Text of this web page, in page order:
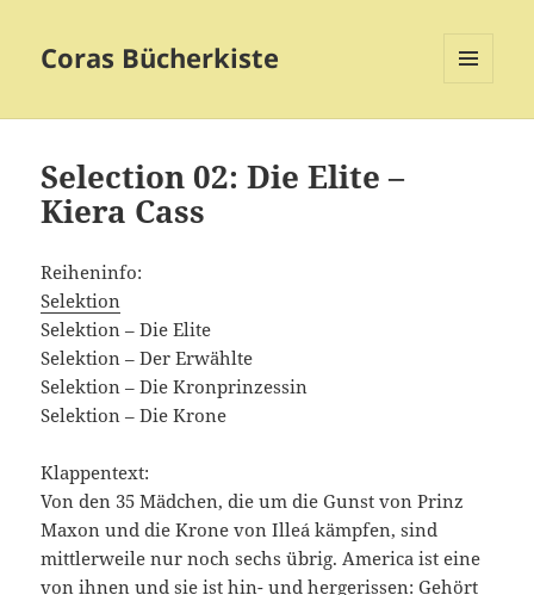
Coras Bücherkiste
Selection 02: Die Elite –
Kiera Cass
Reiheninfo:
Selektion
Selektion – Die Elite
Selektion – Der Erwählte
Selektion – Die Kronprinzessin
Selektion – Die Krone
Klappentext:
Von den 35 Mädchen, die um die Gunst von Prinz
Maxon und die Krone von Illeá kämpfen, sind
mittlerweile nur noch sechs übrig. America ist eine
von ihnen und sie ist hin- und hergerissen: Gehört